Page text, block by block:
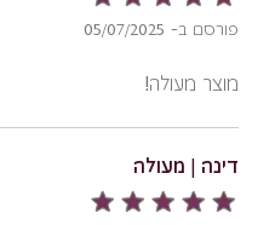
פורסם ב- 05/07/2025
מוצר מעולה!
דינה | מעולה